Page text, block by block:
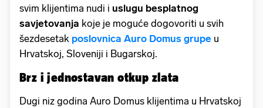
svim klijentima nudi i uslugu besplatnog
savjetovanja koje je moguće dogovoriti u svih
šezdesetak poslovnica Auro Domus grupe u
Hrvatskoj, Sloveniji i Bugarskoj.
Brz i jednostavan otkup zlata
Dugi niz godina Auro Domus klijentima u Hrvatskoj